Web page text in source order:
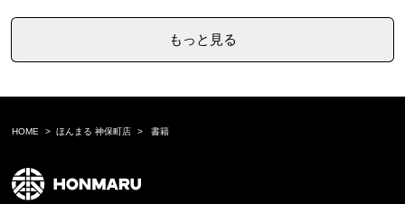
もっと見る
HOME ほんまる 神保町店 書籍